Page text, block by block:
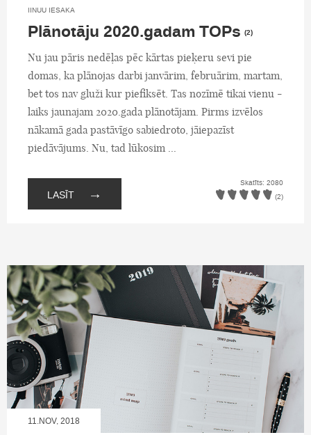
IINUU IESAKA
Plānotāju 2020.gadam TOPs (2)
Nu jau pāris nedēļas pēc kārtas pieķeru sevi pie
domas, ka plānojas darbi janvārim, februārim, martam,
bet tos nav gluži kur piefiksēt. Tas nozīmē tikai vienu -
laiks jaunajam 2020.gada plānotājam. Pirms izvēlos
nākamā gada pastāvīgo sabiedroto, jāiepazīst
piedāvājums. Nu, tad lūkosim ...
LASĪT →
Skatīts: 2080
(2)
11.NOV, 2018